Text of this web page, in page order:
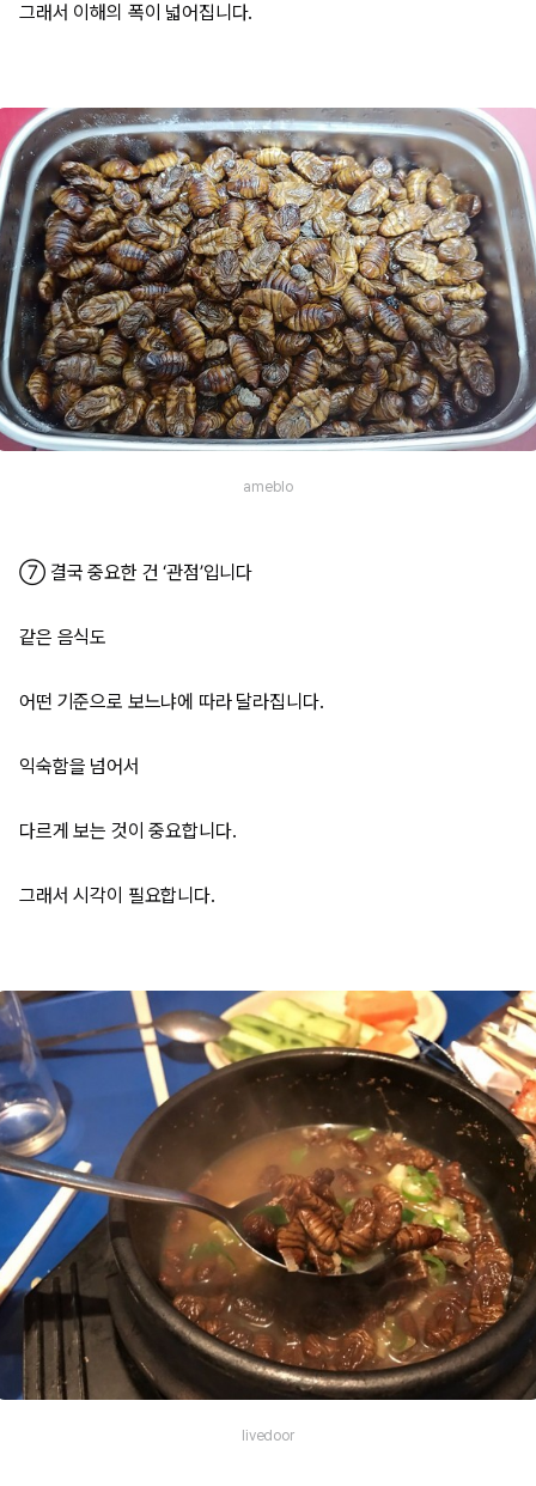
그래서 이해의 폭이 넓어집니다.
ameblo
⑦ 결국 중요한 건 ‘관점’입니다
같은 음식도
어떤 기준으로 보느냐에 따라 달라집니다.
익숙함을 넘어서
다르게 보는 것이 중요합니다.
그래서 시각이 필요합니다.
livedoor